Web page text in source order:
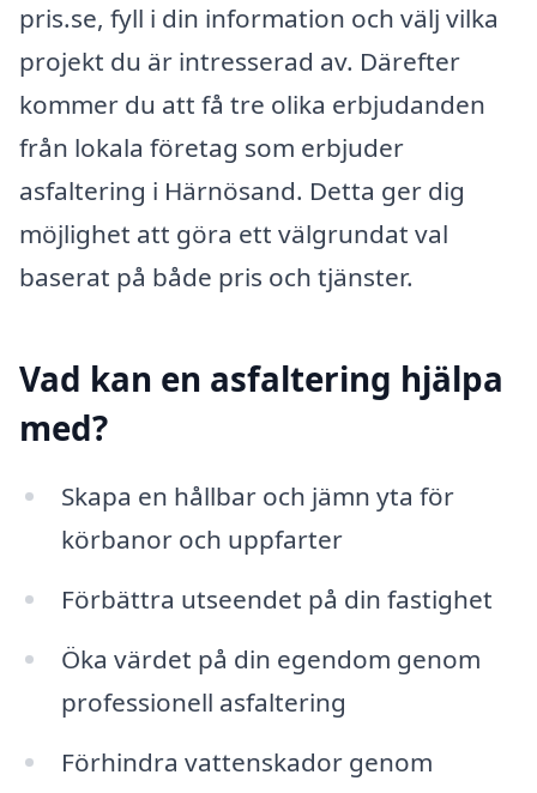
pris.se, fyll i din information och välj vilka
projekt du är intresserad av. Därefter
kommer du att få tre olika erbjudanden
från lokala företag som erbjuder
asfaltering i Härnösand. Detta ger dig
möjlighet att göra ett välgrundat val
baserat på både pris och tjänster.
Vad kan en asfaltering hjälpa
med?
Skapa en hållbar och jämn yta för
körbanor och uppfarter
Förbättra utseendet på din fastighet
Öka värdet på din egendom genom
professionell asfaltering
Förhindra vattenskador genom